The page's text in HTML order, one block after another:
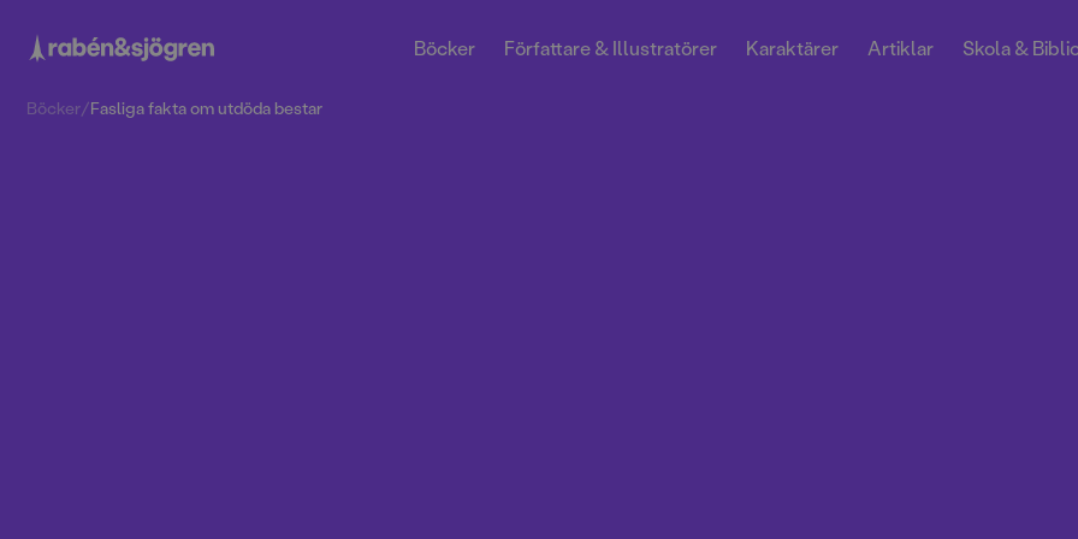
Böcker Författare & Illustratörer Karaktärer Artiklar Skola &
Böcker/Fasliga fakta om utdöda bestar